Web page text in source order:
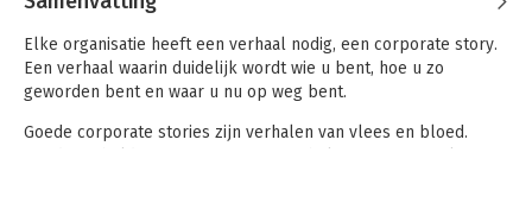
Elke organisatie heeft een verhaal nodig, een corporate story.
Een verhaal waarin duidelijk wordt wie u bent, hoe u zo
geworden bent en waar u nu op weg bent.
Goede corporate stories zijn verhalen van vlees en bloed.